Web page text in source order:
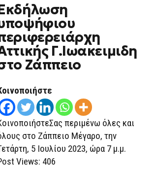
Γ.Ιωακειμιδη
Ζάππειο
περιμένω όλες και
στο Ζάππειο Μέγαρο, την
5 Ιουλίου 2023, ώρα 7 μ.μ.
Views: 406